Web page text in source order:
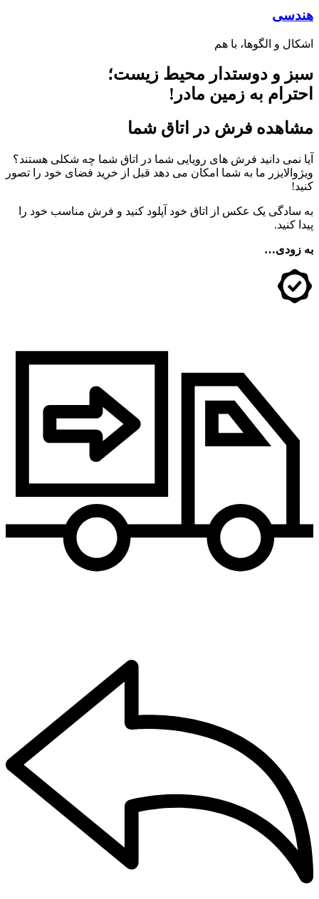
هندسی
اشکال و الگوها، با هم
سبز و دوستدار محیط زیست؛
احترام به زمین مادر!
مشاهده فرش در اتاق شما
آیا نمی دانید فرش های رویایی شما در اتاق شما چه شکلی هستند؟
ویژوالایزر ما به شما امکان می دهد قبل از خرید فضای خود را تصور
کنید!
به سادگی یک عکس از اتاق خود آپلود کنید و فرش مناسب خود را
پیدا کنید.
به زودی…